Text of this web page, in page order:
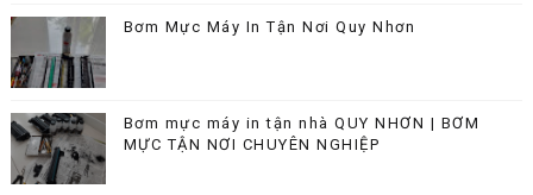
Bơm Mực Máy In Tận Nơi Quy Nhơn
Bơm mực máy in tận nhà QUY NHƠN | BƠM
MỰC TẬN NƠI CHUYÊN NGHIỆP